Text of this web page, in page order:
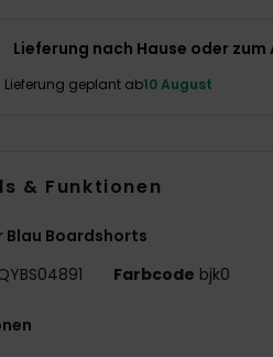
Lieferung nach Hause oder
Lieferung geplant ab10 August
& Funktionen
Blau Boardshorts
Farbcode bjk0